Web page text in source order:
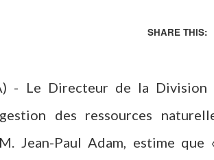
SHARE THIS:
- Le Directeur de la
des ressources
Jean-Paul Adam, estime